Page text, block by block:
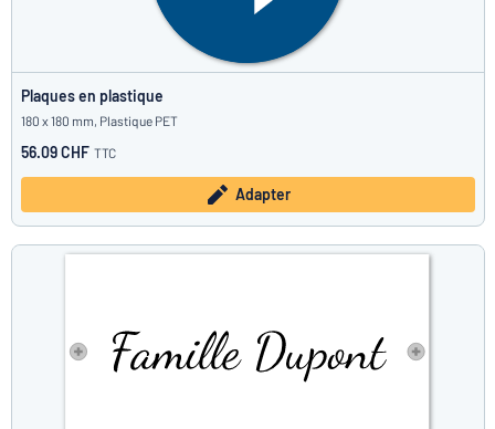
Plaques en plastique
180 x 180 mm, Plastique PET
56.09 CHF TTC
Adapter